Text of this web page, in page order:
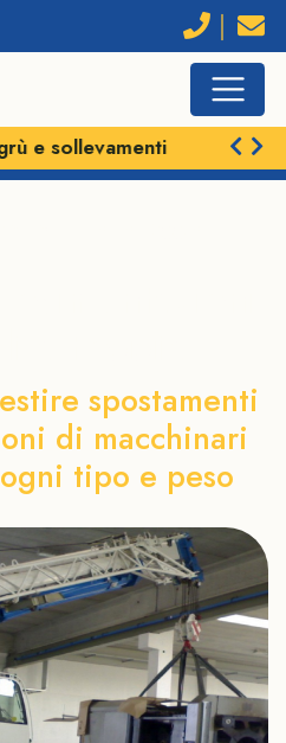
Veicoli semoventi e
spostamenti
di macchinari
tipo e peso